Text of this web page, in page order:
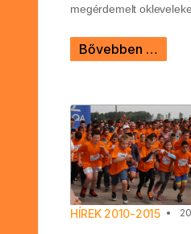
megérdemelt
Bővebben …
HÍREK 2010-2015